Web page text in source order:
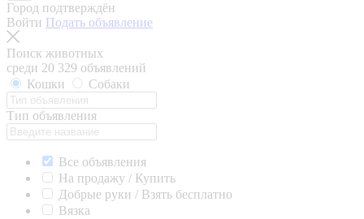
Город подтверждён
Войти Подать объявление
Поиск животных
среди 20 329 объявлений
Кошки
Собаки
Тип объявления
Все объявления
На продажу / Купить
Добрые руки / Взять бесплатно
Вязка